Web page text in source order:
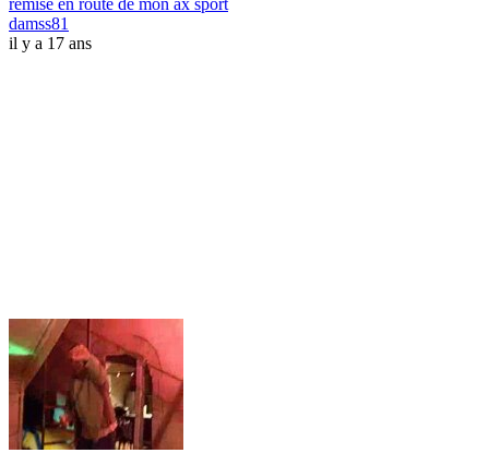
remise en route de mon ax sport
damss81
il y a 17 ans